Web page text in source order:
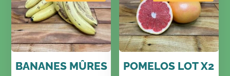
BANANES MÛRES POMELOS LOT X2